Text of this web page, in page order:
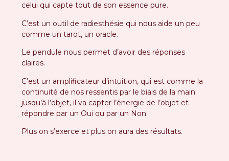
celui qui capte tout de son essence pure.
C’est un outil de radiesthésie qui nous aide un peu
comme un tarot, un oracle.
Le pendule nous permet d’avoir des réponses
claires.
C’est un amplificateur d’intuition, qui est comme la
continuité de nos ressentis par le biais de la main
jusqu’à l’objet, il va capter l’énergie de l’objet et
répondre par un Oui ou par un Non.
Plus on s’exerce et plus on aura des résultats.